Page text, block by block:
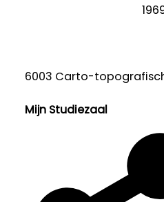
6003 Carto-
Mijn Studiezaal